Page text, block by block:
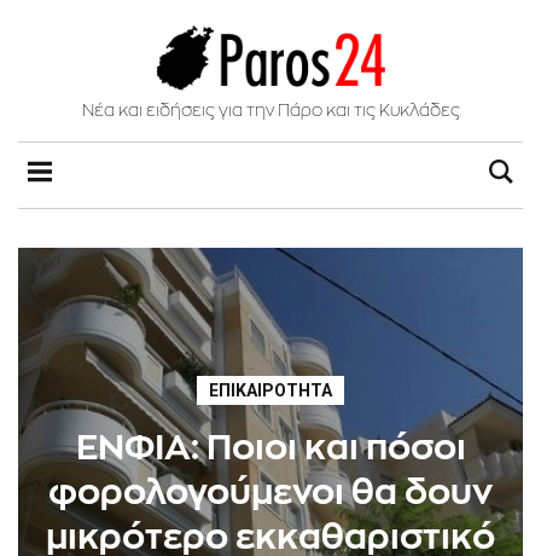
Νέα και ειδήσεις για την Πάρο και τις Κυκλάδες
ΕΠΙΚΑΙΡΌΤΗΤΑ
ΕΝΦΙΑ: Ποιοι και πόσοι
φορολογούμενοι θα δουν
μικρότερο εκκαθαριστικό